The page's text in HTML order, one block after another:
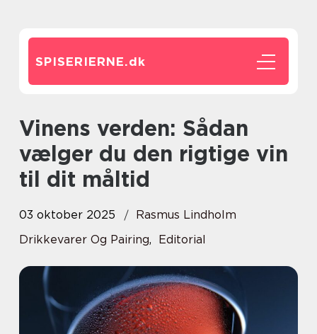
SPISERIERNE.dk
Vinens verden: Sådan
vælger du den rigtige vin
til dit måltid
03 oktober 2025
Rasmus Lindholm
Drikkevarer Og Pairing, Editorial